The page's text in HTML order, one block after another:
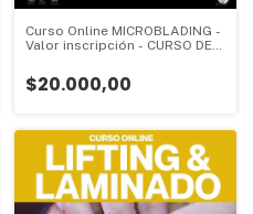
Curso Online MICROBLADING -
Valor inscripción - CURSO DE
Inscripción:
$20.000,00